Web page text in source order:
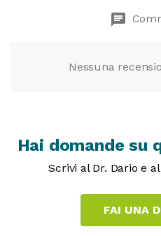
chat
Nessuna
Hai domande su
Scrivi al Dr. Dario e